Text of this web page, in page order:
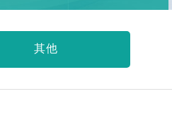
其他